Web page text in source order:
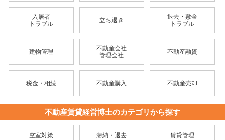
入居者
トラブル
立ち退き
退去・敷金
トラブル
建物管理
不動産会社
管理会社
不動産融資
税金・相続 不動産購入 不動産売却
不動産賃貸経営博士のカテゴリから探す
空室対策 滞納・退去 賃貸管理